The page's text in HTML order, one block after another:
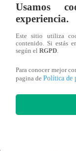
Usamos
experiencia.
Este sitio utiliza
contenido. Si estás
según el RGPD
Para conocer mejor
pagina de Política de